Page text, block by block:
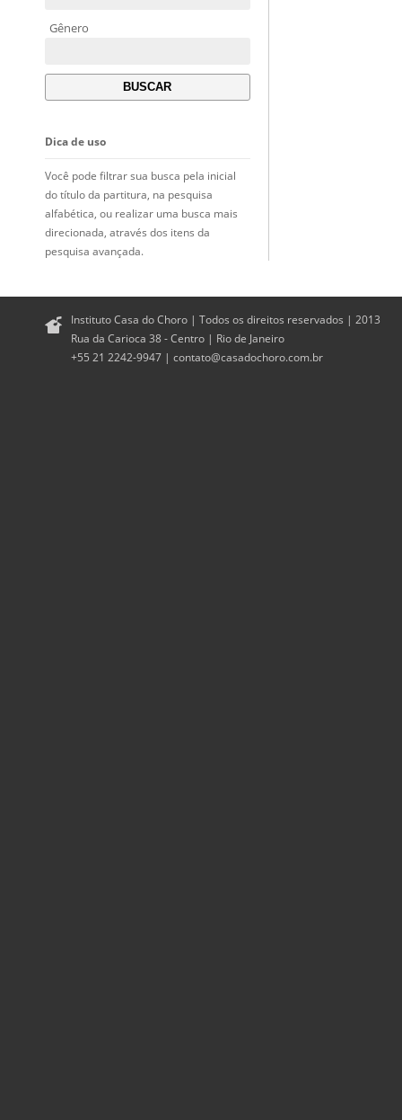
Gênero
Dica de uso
Você pode filtrar sua busca pela inicial
do título da partitura, na pesquisa
alfabética, ou realizar uma busca mais
direcionada, através dos itens da
pesquisa avançada.
Instituto Casa do Choro | Todos os direitos reservados | 2013
Rua da Carioca 38 - Centro | Rio de Janeiro
+55 21 2242-9947 | contato@casadochoro.com.br